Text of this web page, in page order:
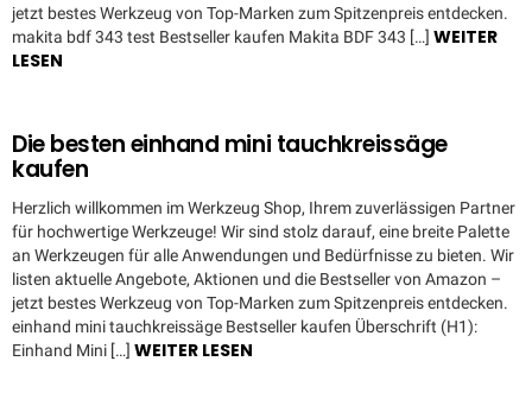
jetzt bestes Werkzeug von Top-Marken zum Spitzenpreis entdecken.
makita bdf 343 test Bestseller kaufen Makita BDF 343 […] WEITER
LESEN
Die besten einhand mini tauchkreissäge
kaufen
Herzlich willkommen im Werkzeug Shop, Ihrem zuverlässigen Partner
für hochwertige Werkzeuge! Wir sind stolz darauf, eine breite Palette
an Werkzeugen für alle Anwendungen und Bedürfnisse zu bieten. Wir
listen aktuelle Angebote, Aktionen und die Bestseller von Amazon –
jetzt bestes Werkzeug von Top-Marken zum Spitzenpreis entdecken.
einhand mini tauchkreissäge Bestseller kaufen Überschrift (H1):
Einhand Mini […] WEITER LESEN